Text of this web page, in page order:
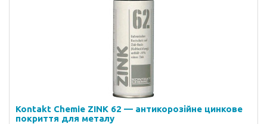
Kontakt Chemie ZINK 62 — антикорозійне цинкове
покриття для металу